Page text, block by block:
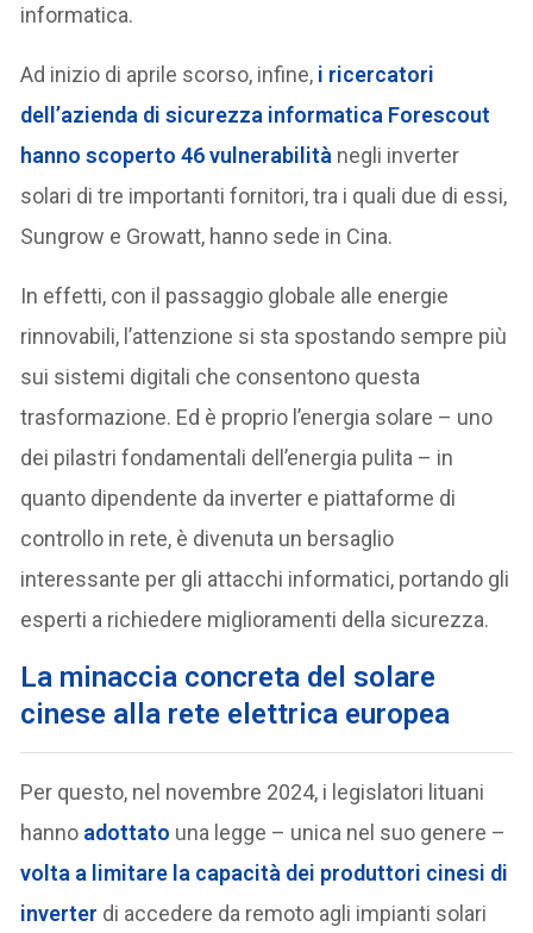
informatica.
Ad inizio di aprile scorso, infine, i ricercatori
dell’azienda di sicurezza informatica Forescout
hanno scoperto 46 vulnerabilità negli inverter
solari di tre importanti fornitori, tra i quali due di essi,
Sungrow e Growatt, hanno sede in Cina.
In effetti, con il passaggio globale alle energie
rinnovabili, l’attenzione si sta spostando sempre più
sui sistemi digitali che consentono questa
trasformazione. Ed è proprio l’energia solare – uno
dei pilastri fondamentali dell’energia pulita – in
quanto dipendente da inverter e piattaforme di
controllo in rete, è divenuta un bersaglio
interessante per gli attacchi informatici, portando gli
esperti a richiedere miglioramenti della sicurezza.
La minaccia concreta del solare
cinese alla rete elettrica europea
Per questo, nel novembre 2024, i legislatori lituani
hanno adottato una legge – unica nel suo genere –
volta a limitare la capacità dei produttori cinesi di
inverter di accedere da remoto agli impianti solari